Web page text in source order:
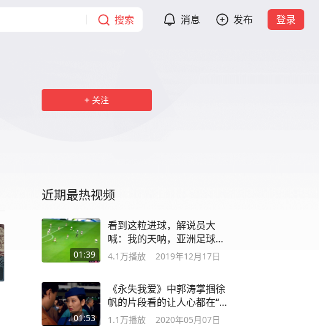
搜索 消息 发布 登录
关注
近期最热视频
01:39
看到这粒进球，解说员大
喊：我的天呐，亚洲足球的
骄傲！
4.1万播放 2019年12月17日
01:53
《永失我爱》中郭涛掌掴徐
帆的片段看的让人心都在“滴
血”
1.1万播放 2020年05月07日